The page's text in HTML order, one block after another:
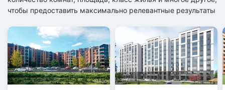
чтобы предоставить максимально релевантные результаты